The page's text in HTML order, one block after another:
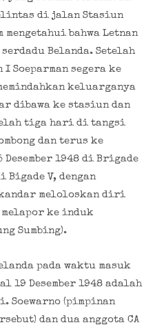
di jalan Stasiun
bahwa Letnan
Belanda. Setelah
I Soeparman segera ke
keluarganya
dibawa ke stasiun dan
tiga hari di tangsi
dan terus ke
1948 di Brigade
Bigade V, dengan
meloloskan diri
melapor ke induk
Sumbing).
pada waktu masuk
19 Desember 1948 adalah
Soewarno (pimpinan
dan dua anggota CA